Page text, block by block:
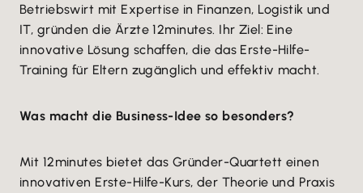
Betriebswirt mit Expertise in Finanzen, Logistik und
IT, gründen die Ärzte 12minutes. Ihr Ziel: Eine
innovative Lösung schaffen, die das Erste-Hilfe-
Training für Eltern zugänglich und effektiv macht.
Was macht die Business-Idee so besonders?
Mit 12minutes bietet das Gründer-Quartett einen
innovativen Erste-Hilfe-Kurs, der Theorie und Praxis